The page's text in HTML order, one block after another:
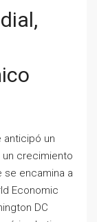
anticipó un
un crecimiento
se encamina a
Economic
DC